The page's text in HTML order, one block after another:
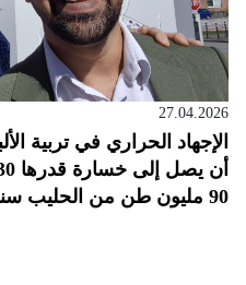
27.04.2026
90 مليون طن من الحليب سنويًا